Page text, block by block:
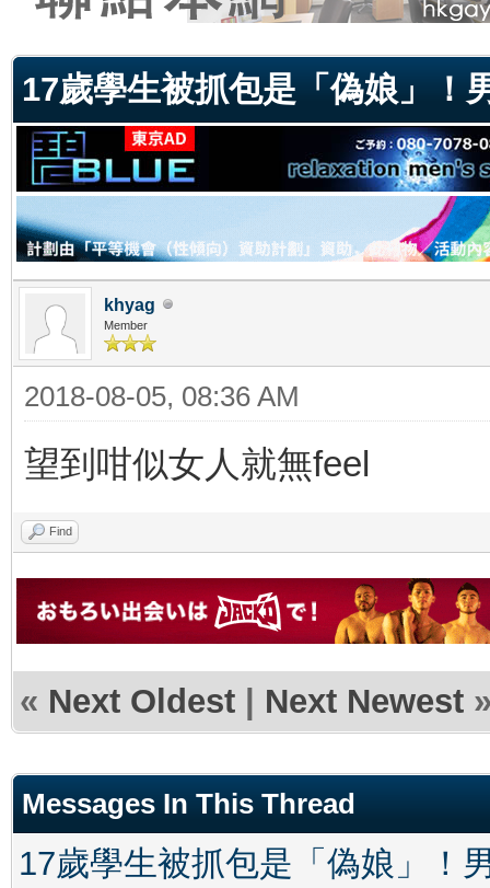
17歲學生被抓包是「偽娘」！
khyag
Member
2018-08-05, 08:36 AM
望到咁似女人就無feel
Find
« Next Oldest | Next Newest
Messages In This Thread
17歲學生被抓包是「偽娘」！